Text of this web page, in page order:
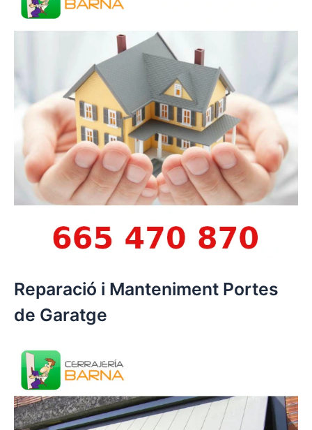
Reparació i Manteniment Portes
de Garatge